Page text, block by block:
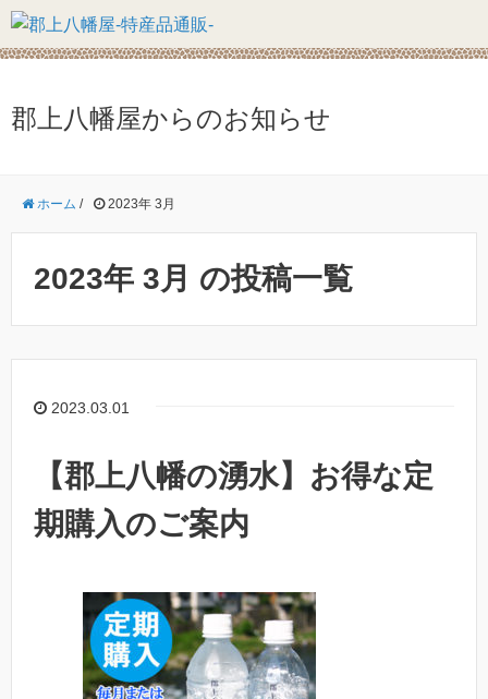
郡上八幡屋からのお知らせ
ホーム / 2023年 3月
2023年 3月 の投稿一覧
2023.03.01
【郡上八幡の湧水】お得な定
期購入のご案内